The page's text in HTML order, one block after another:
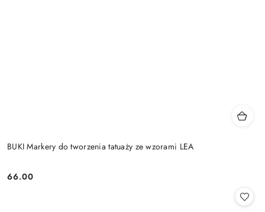
BUKI Markery do tworzenia tatuaży ze wzorami LEA
Cena:
66.00